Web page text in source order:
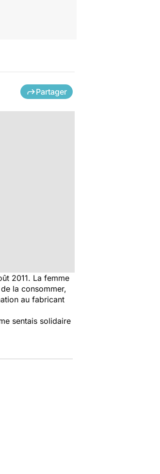
Partager
2011. La femme
la consommer,
au fabricant
sentais solidaire